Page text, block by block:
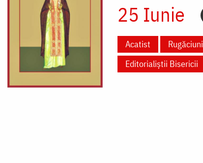
25 Iunie
Acatist Rugăciuni
Editorialiștii Bisericii